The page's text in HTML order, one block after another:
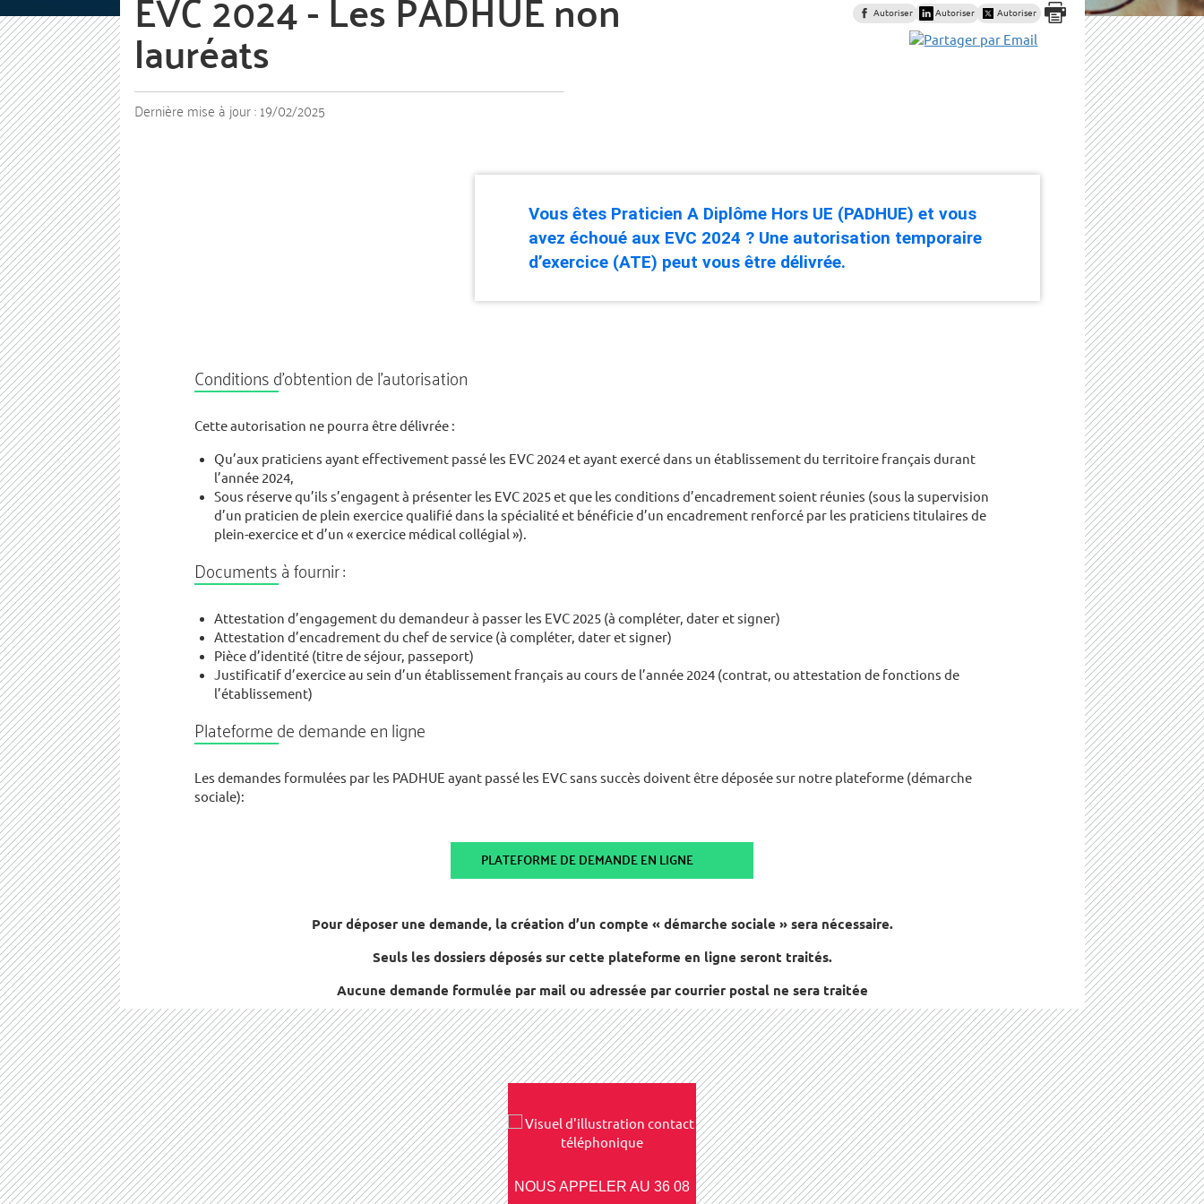
lauréats
Autoriser Autoriser Autoriser
Dernière mise à jour : 19/02/2025
Vous êtes Praticien A Diplôme Hors UE (PADHUE) et vous
avez échoué aux EVC 2024 ? Une autorisation temporaire
d’exercice (ATE) peut vous être délivrée.
Conditions d'obtention de l'autorisation
Cette autorisation ne pourra être délivrée :
Qu’aux praticiens ayant effectivement passé les EVC 2024 et ayant exercé dans un établissement du territoire français durant
l’année 2024,
Sous réserve qu’ils s’engagent à présenter les EVC 2025 et que les conditions d’encadrement soient réunies (sous la supervision
d’un praticien de plein exercice qualifié dans la spécialité et bénéficie d’un encadrement renforcé par les praticiens titulaires de
plein-exercice et d’un « exercice médical collégial »).
Documents à fournir :
Attestation d’engagement du demandeur à passer les EVC 2025 (à compléter, dater et signer)
Attestation d’encadrement du chef de service (à compléter, dater et signer)
Pièce d’identité (titre de séjour, passeport)
Justificatif d’exercice au sein d’un établissement français au cours de l’année 2024 (contrat, ou attestation de fonctions de
l’établissement)
Plateforme de demande en ligne
Les demandes formulées par les PADHUE ayant passé les EVC sans succès doivent être déposée sur notre plateforme (démarche
sociale):
PLATEFORME DE DEMANDE EN LIGNE
Pour déposer une demande, la création d’un compte « démarche sociale » sera nécessaire.
Seuls les dossiers déposés sur cette plateforme en ligne seront traités.
Aucune demande formulée par mail ou adressée par courrier postal ne sera traitée
NOUS APPELER AU 36 08